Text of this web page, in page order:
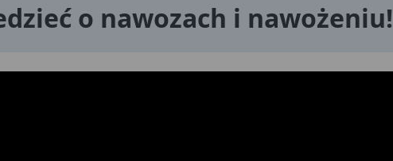
o nawozach i nawożeniu!